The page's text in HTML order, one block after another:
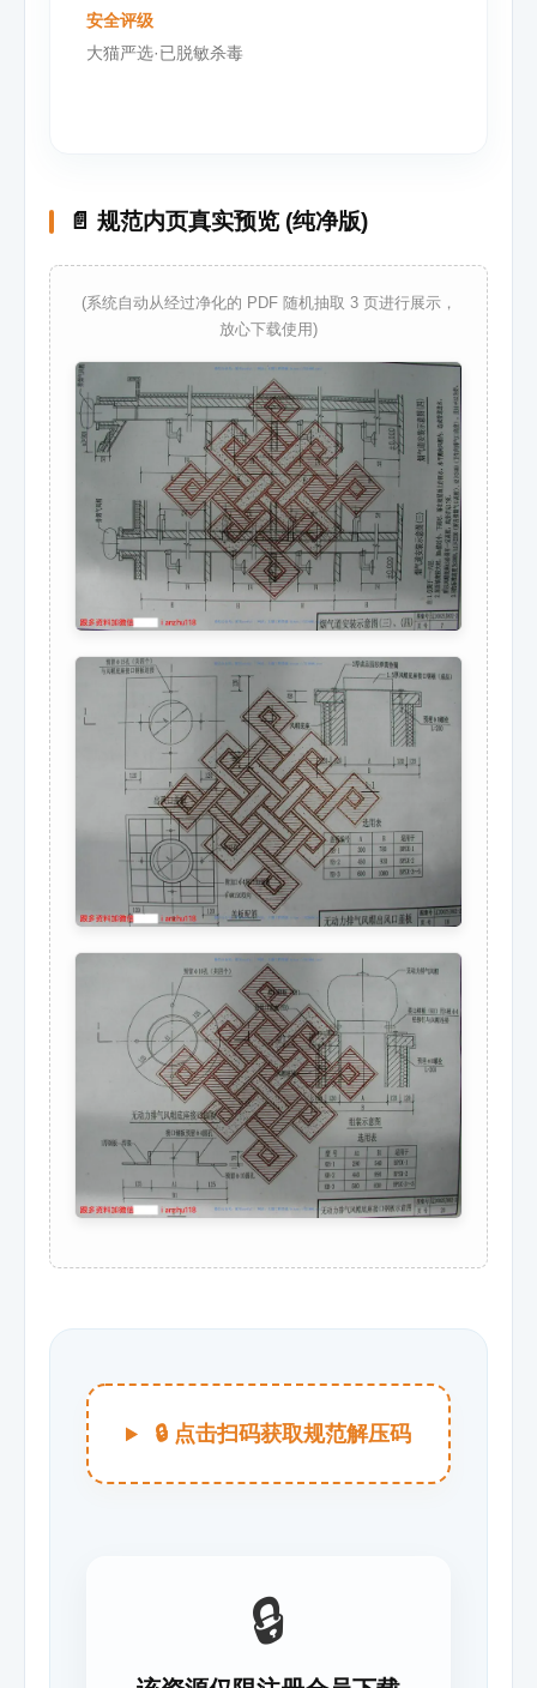
安全评级
大猫严选·已脱敏杀毒
📄 规范内页真实预览 (纯净版)
(系统自动从经过净化的 PDF 随机抽取 3 页进行展示，
放心下载使用)
🔒 点击扫码获取规范解压码
🔒